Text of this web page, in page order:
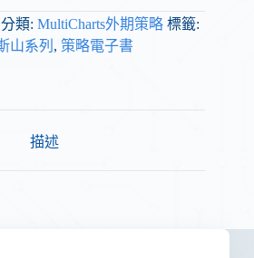
分類: MultiCharts外期策略 標籤:
山系列 , 策略電子書
描述